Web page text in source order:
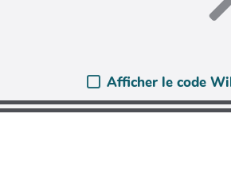
Afficher le code